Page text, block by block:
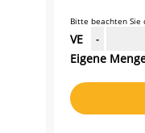
Bitte beachten
VE -
Eigene